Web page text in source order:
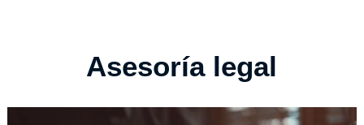
Asesoría legal